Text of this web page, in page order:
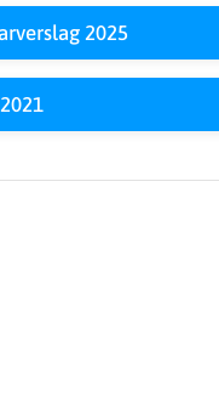
2025